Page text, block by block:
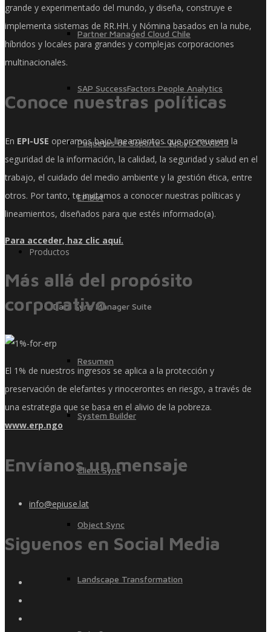
Partner Managed Cloud Chile
SAP SuccessFactors People Analytics
Paquetes de Soporte - Apoyo COVID19
EPIBot
Productos
Data Sync Manager Suite
Resumen
System Builder
Client Sync
Object Sync
Landscape Transformation
grande y experimentado del mundo, y diseña, construye e
implementa sistemas de RR.HH. y Nómina basados ​​en la nube,
híbridos y locales para grandes y complejas corporaciones
multinacionales.
Conoce nuestras políticas
En EPI-USE operamos bajo lineamientos que promueven la
seguridad de la información, la calidad, la seguridad y salud en el
trabajo, el cuidado del medio ambiente y la gestión ética, entre
otros. Por tanto, te invitamos a conocer nuestras políticas y
lineamientos, diseñados para que estés informado(a).
Para acceder, haz clic aquí.
Más allá del propósito
corporativo
El 1% de nuestros ingresos se aplica a la protección y
preservación de elefantes y rinocerontes en riesgo, a través de
una estrategia que se basa en el alivio de la pobreza.
www.erp.ngo
Envíanos un mensaje
info@epiuse.lat
Siguenos en Social Media